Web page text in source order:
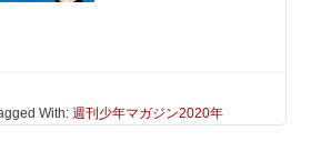
With:週刊少年マガジン2020年